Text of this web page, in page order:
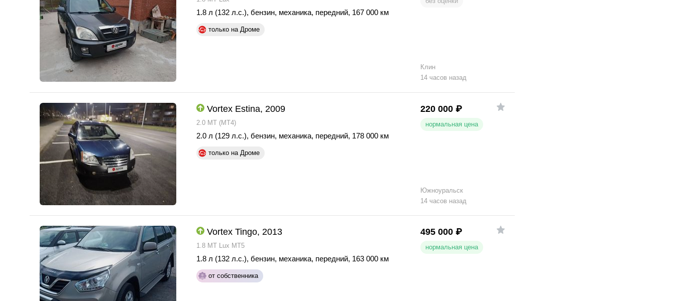
1.8 л (132 л.с.), бензин, механика, передний, 167 000 км
только на Дроме
Клин
14 часов назад
Vortex Estina, 2009
2.0 MT (MT4)
2.0 л (129 л.с.), бензин, механика, передний, 178 000 км
только на Дроме
220 000 ₽
нормальная цена
Южноуральск
14 часов назад
Vortex Tingo, 2013
1.8 MT Lux MT5
1.8 л (132 л.с.), бензин, механика, передний, 163 000 км
от собственника
495 000 ₽
нормальная цена